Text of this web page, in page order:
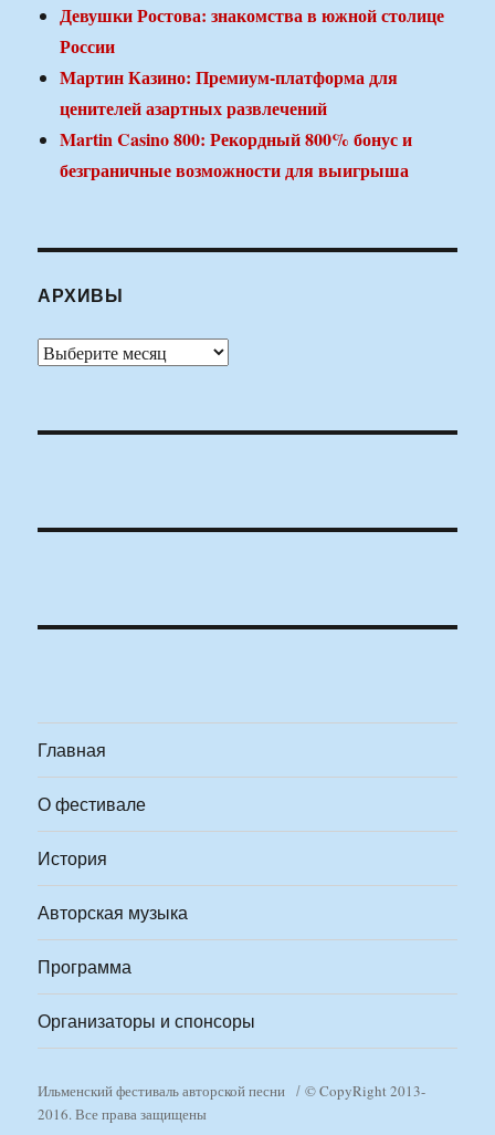
Девушки Ростова: знакомства в южной столице
России
Мартин Казино: Премиум-платформа для
ценителей азартных развлечений
Martin Casino 800: Рекордный 800% бонус и
безграничные возможности для выигрыша
АРХИВЫ
Архивы
Главная
О фестивале
История
Авторская музыка
Программа
Организаторы и спонсоры
Ильменский фестиваль авторской песни
© CopyRight 2013-
2016. Все права защищены